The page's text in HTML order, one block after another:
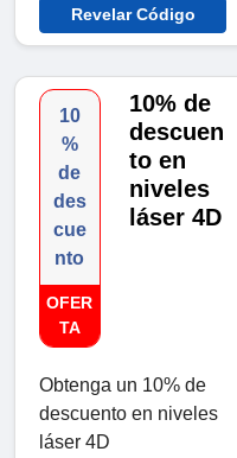
Revelar Código
10
%
de
des
cue
nto
OFER
TA
10% de
descuen
to en
niveles
láser 4D
Obtenga un 10% de
descuento en niveles
láser 4D